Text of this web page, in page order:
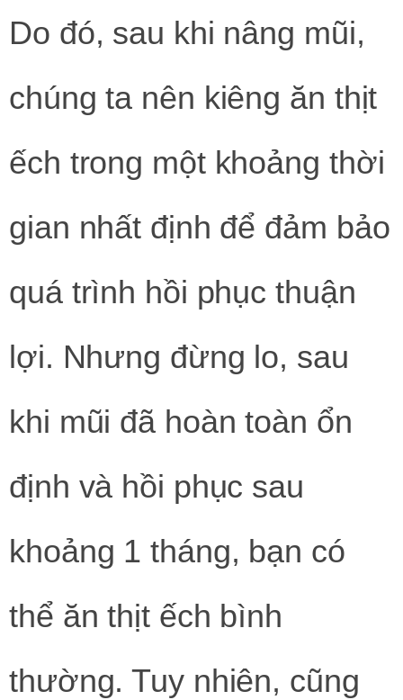
Do đó, sau khi nâng mũi,
chúng ta nên kiêng ăn thịt
ếch trong một khoảng thời
gian nhất định để đảm bảo
quá trình hồi phục thuận
lợi. Nhưng đừng lo, sau
khi mũi đã hoàn toàn ổn
định và hồi phục sau
khoảng 1 tháng, bạn có
thể ăn thịt ếch bình
thường. Tuy nhiên, cũng